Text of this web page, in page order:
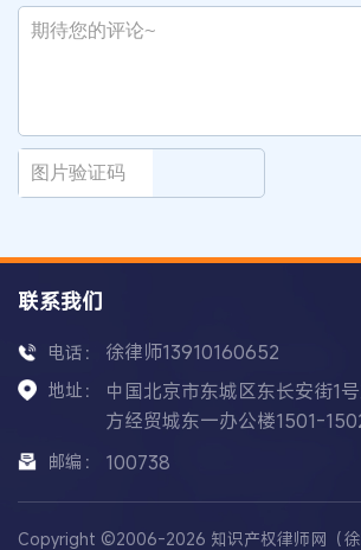
联系我们
电话： 徐律师13910160652
地址：
中国北京市东城区东长安街1
方经贸城东一办公楼1501-
邮编： 100738
Copyright ©2006-2026 知识产权律师网（徐